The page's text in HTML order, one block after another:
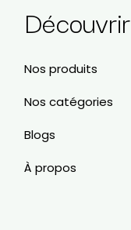
Découvrir
Nos produits
Nos catégories
Blogs
À propos